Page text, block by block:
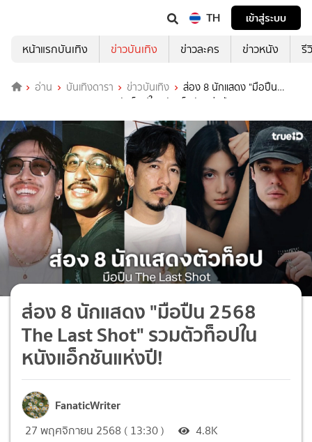
TH
เข้าสู่ระบบ
หน้าแรกบันเทิง
ข่าวบันเทิง ข่าวละคร ข่าวหนัง รี
อ่าน บันเทิงดารา ข่าวบันเทิง
ส่อง 8 นักแสดง "มือปืน
2568 The Last Shot" รวมตัวท็อปในหนังแอ็กชันแห่งปี!
ส่อง 8 นักแสดง "มือปืน 2568
The Last Shot" รวมตัวท็อปใน
หนังแอ็กชันแห่งปี!
FanaticWriter
27 พฤศจิกายน 2568 ( 13:30 ) 4.8K